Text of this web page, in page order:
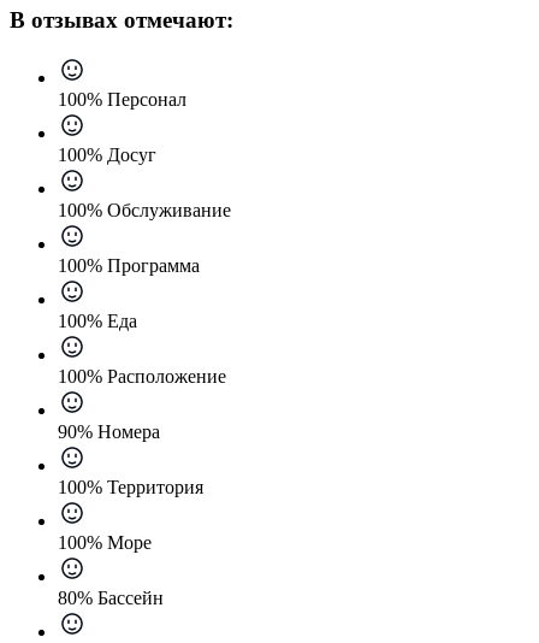
В отзывах отмечают:
100% Персонал
100% Досуг
100% Обслуживание
100% Программа
100% Еда
100% Расположение
90% Номера
100% Территория
100% Море
80% Бассейн